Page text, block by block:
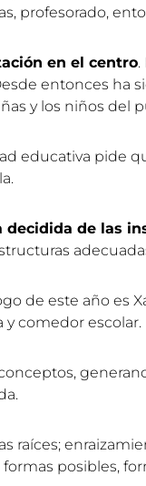
profesorado,
en el centro.
entonces ha
y los niños del
educativa pide
decidida de las
de este año es
y comedor escolar.
raíces;
posibles,